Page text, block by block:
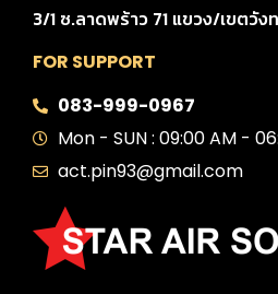
3/1 ซ.ลาดพร้าว 71 แขวง/เขตวั
FOR SUPPORT
083-999-0967
Mon - SUN : 09:00 AM -
act.pin93@gmail.com